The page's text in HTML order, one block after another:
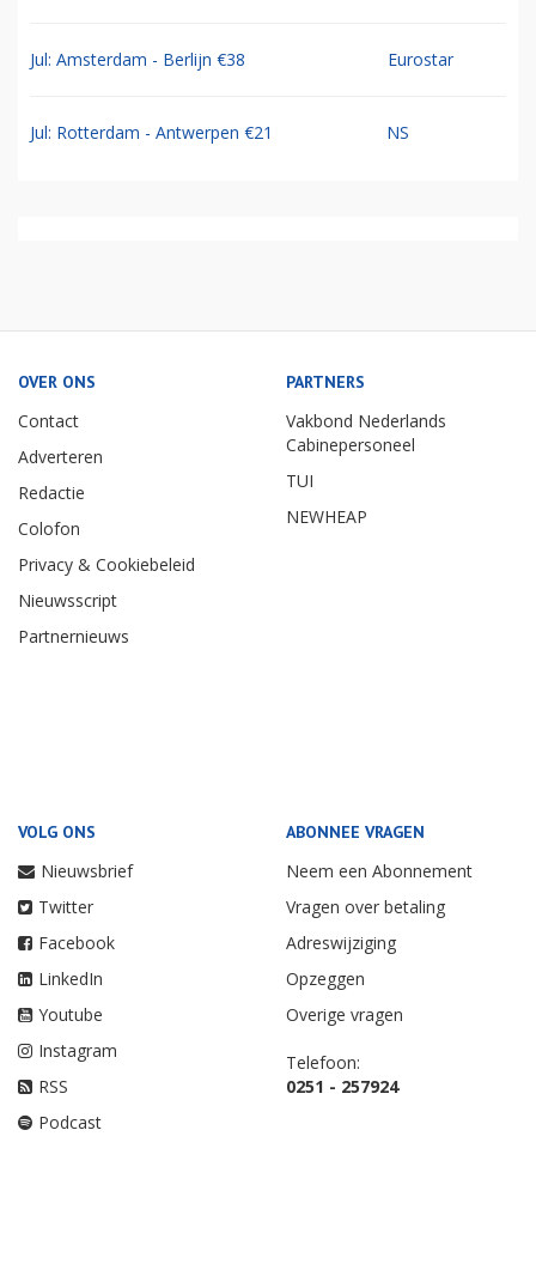
Jul: Amsterdam - Berlijn €38 Eurostar
Jul: Rotterdam - Antwerpen €21 NS
OVER ONS
Contact
Adverteren
Redactie
Colofon
Privacy & Cookiebeleid
Nieuwsscript
Partnernieuws
PARTNERS
Vakbond Nederlands
Cabinepersoneel
TUI
NEWHEAP
VOLG ONS
Nieuwsbrief
Twitter
Facebook
LinkedIn
Youtube
Instagram
RSS
Podcast
ABONNEE VRAGEN
Neem een Abonnement
Vragen over betaling
Adreswijziging
Opzeggen
Overige vragen
Telefoon:
0251 - 257924